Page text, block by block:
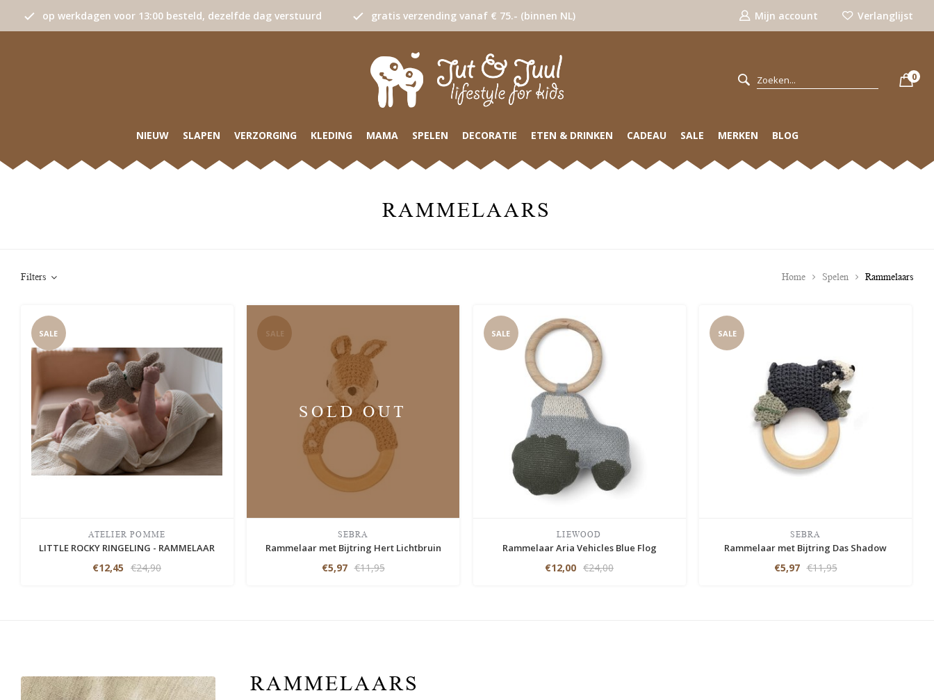
op werkdagen voor 13:00 besteld, dezelfde dag verstuurd gratis verzending vanaf € 75.- (binnen NL) Mijn account Verlanglijst
0
NIEUW SLAPEN VERZORGING KLEDING MAMA SPELEN DECORATIE ETEN & DRINKEN CADEAU SALE MERKEN BLOG
RAMMELAARS
Filters Home Spelen Rammelaars
SALE
ATELIER POMME
LITTLE ROCKY RINGELING - RAMMELAAR
€12,45 €24,90
SALE
SOLD OUT
SEBRA
Rammelaar met Bijtring Hert Lichtbruin
€5,97 €11,95
SALE
LIEWOOD
Rammelaar Aria Vehicles Blue Flog
€12,00 €24,00
SALE
SEBRA
Rammelaar met Bijtring Das Shadow
€5,97 €11,95
RAMMELAARS